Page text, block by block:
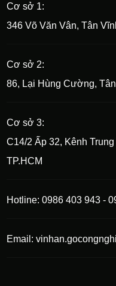
Cơ sở 1:
346 Võ Văn Vân, Tân
Cơ sở 2:
86, Lại Hùng Cường,
Cơ sở 3:
C14/2 Ấp 32, Kênh
TP.HCM
Hotline: 0986 403 943 -
Email: